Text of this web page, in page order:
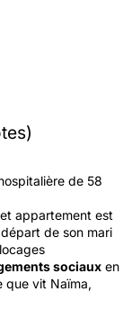
de 58
appartement est
de son mari
sociaux en
que vit Naïma,